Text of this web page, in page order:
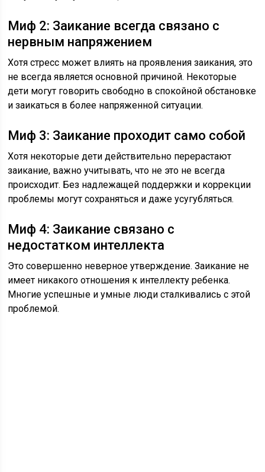
Миф 2: Заикание всегда связано с
нервным напряжением
Хотя стресс может влиять на проявления заикания, это
не всегда является основной причиной. Некоторые
дети могут говорить свободно в спокойной обстановке
и заикаться в более напряженной ситуации.
Миф 3: Заикание проходит само собой
Хотя некоторые дети действительно перерастают
заикание, важно учитывать, что не это не всегда
происходит. Без надлежащей поддержки и коррекции
проблемы могут сохраняться и даже усугубляться.
Миф 4: Заикание связано с
недостатком интеллекта
Это совершенно неверное утверждение. Заикание не
имеет никакого отношения к интеллекту ребенка.
Многие успешные и умные люди сталкивались с этой
проблемой.